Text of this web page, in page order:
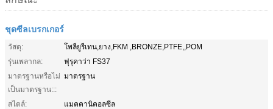
ชุดซีลเบรกเกอร์
วัสดุ:
โพลียูรีเทน,ยาง,FKM ,BRONZE,PTFE,,POM
รุ่นเพลากล:
ฟุรุคาว่า FS37
มาตรฐานหรือไม่
เป็นมาตรฐาน:::
มาตรฐาน
สไตล์:
แมคคานิคอลซีล